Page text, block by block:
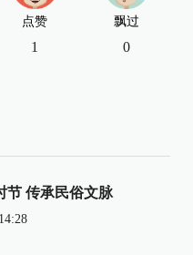
点赞
1
飘过
0
节 传承民俗文脉